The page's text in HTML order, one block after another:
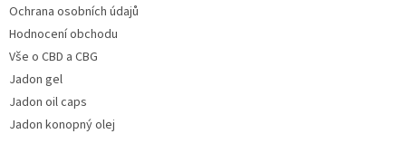
Ochrana osobních údajů
Hodnocení obchodu
Vše o CBD a CBG
Jadon gel
Jadon oil caps
Jadon konopný olej